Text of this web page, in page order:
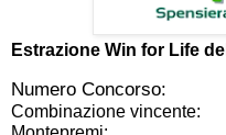
Estrazione Win for Life del
Numero Concorso:
Combinazione vincente: